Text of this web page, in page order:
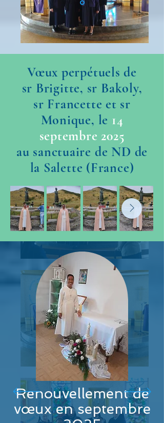
Vœux perpétuels de
sr Brigitte, sr Bakoly,
sr Francette et sr
Monique, le 14
septembre 2025
au sanctuaire de ND de
la Salette (France)
Renouvellement de
vœux en septembre